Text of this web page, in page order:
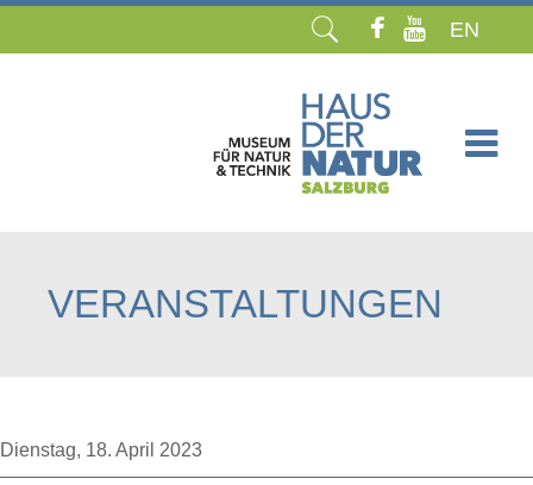
EN
VERANSTALTUNGEN
Dienstag, 18. April 2023